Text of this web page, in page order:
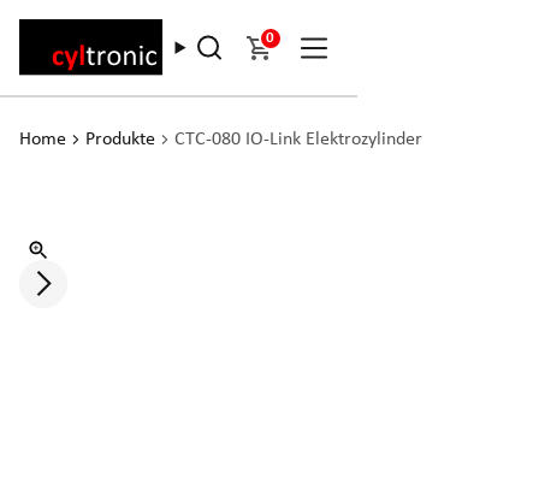
0
Home Produkte CTC-080 IO-Link Elektrozylinder